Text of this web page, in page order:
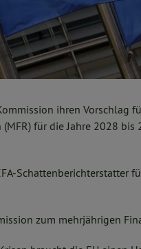
ihren Vorschlag
für die Jahre 2028
Schattenberichterstatter
zum mehrjährigen